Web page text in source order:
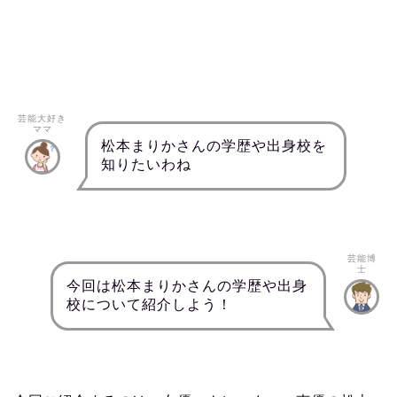
芸能大好き
ママ
松本まりかさんの学歴や出身校を
知りたいわね
今回は松本まりかさんの学歴や出身
校について紹介しよう！
芸能博
士